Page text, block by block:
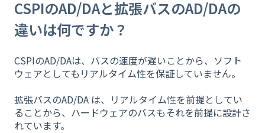
CSPIのAD/DAと拡張バスのAD/DAの
違いは何ですか？
CSPIのAD/DAは、バスの速度が遅いことから、ソフト
ウェアとしてもリアルタイム性を保証していません。
拡張バスのAD/DA は、リアルタイム性を前提としてい
ることから、ハードウェアのバスもそれを前提に設計さ
れています。